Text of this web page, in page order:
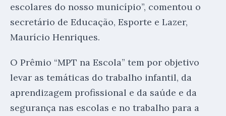
escolares do nosso município”, comentou o
secretário de Educação, Esporte e Lazer,
Maurício Henriques.
O Prêmio “MPT na Escola” tem por objetivo
levar as temáticas do trabalho infantil, da
aprendizagem profissional e da saúde e da
segurança nas escolas e no trabalho para a